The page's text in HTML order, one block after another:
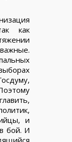
как
и
бой. И